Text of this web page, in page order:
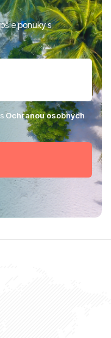
ponuky s
Ochranou osobných